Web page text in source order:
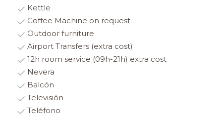
Kettle
Coffee Machine on request
Outdoor furniture
Airport Transfers (extra cost)
12h room service (09h-21h) extra cost
Nevera
Balcón
Televisión
Teléfono